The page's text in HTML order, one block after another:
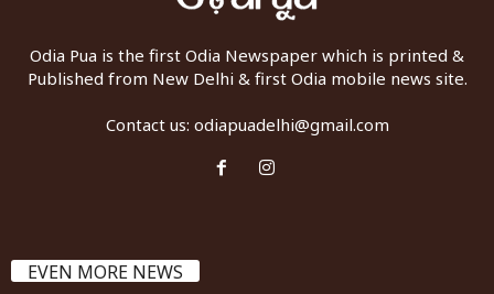
Odia Pua is the first Odia Newspaper which is printed &
Published from New Delhi & first Odia mobile news site.
Contact us: odiapuadelhi@gmail.com
EVEN MORE NEWS